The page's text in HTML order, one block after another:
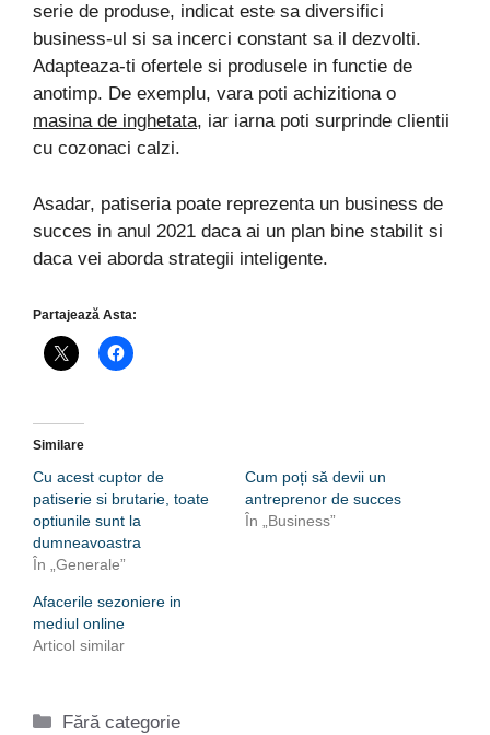
serie de produse, indicat este sa diversifici
business-ul si sa incerci constant sa il dezvolti.
Adapteaza-ti ofertele si produsele in functie de
anotimp. De exemplu, vara poti achizitiona o
masina de inghetata, iar iarna poti surprinde clientii
cu cozonaci calzi.
Asadar, patiseria poate reprezenta un business de
succes in anul 2021 daca ai un plan bine stabilit si
daca vei aborda strategii inteligente.
Partajează Asta:
Similare
Cu acest cuptor de
patiserie si brutarie, toate
optiunile sunt la
dumneavoastra
În „Generale”
Cum poți să devii un
antreprenor de succes
În „Business”
Afacerile sezoniere in
mediul online
Articol similar
Categorii
Fără categorie